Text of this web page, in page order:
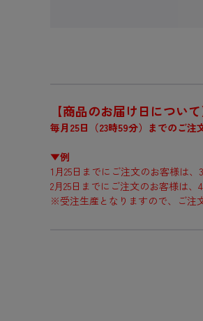
【商品のお届け日について
毎月25日（23時59分）までのご注
▼例
1月25日までにご注文のお客様は
2月25日までにご注文のお客様は
※受注生産となりますので、ご注